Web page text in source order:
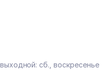
сб., воскресенье